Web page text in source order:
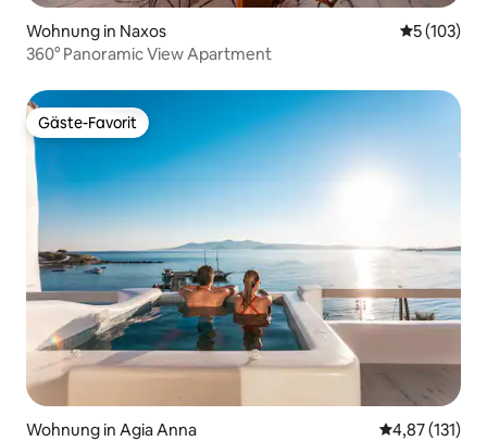
Wohnung in Naxos
5 (103)
360° Panoramic View Apartment
Gäste-Favorit
Gäste-Favorit
Wohnung in Agia Anna 4,87 (131)